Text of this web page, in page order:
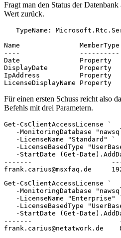
Fragt man den Status der
Wert zurück.
TypeName:
Name
----               ----------
Date               Property
DisplayDate        Property
IpAddress          Property
LicenseDisplayName
Für einen ersten Schuss reicht also
Befehls mit drei Parametern.
Get-CsClientAccessLicense `
-MonitoringDatabase
   -LicenseName "Standard" `
-LicenseBasedType
-StartDate (Get-
-------
frank.carius@msxfaq.de
Get-CsClientAccessLicense `
-MonitoringDatabase
-LicenseName "Enterprise"
-LicenseBasedType
-StartDate (Get-
-------
frank.carius@netatwork.de